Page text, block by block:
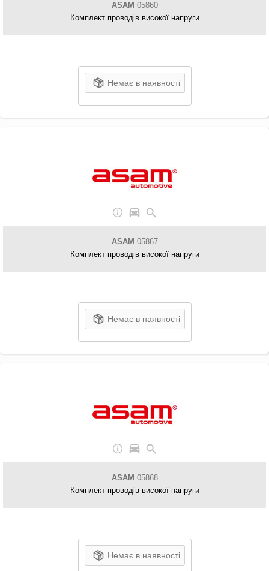
ASAM 05860
Комплект проводів високої напруги
Немає в наявності
ASAM 05867
Комплект проводів високої напруги
Немає в наявності
ASAM 05868
Комплект проводів високої напруги
Немає в наявності